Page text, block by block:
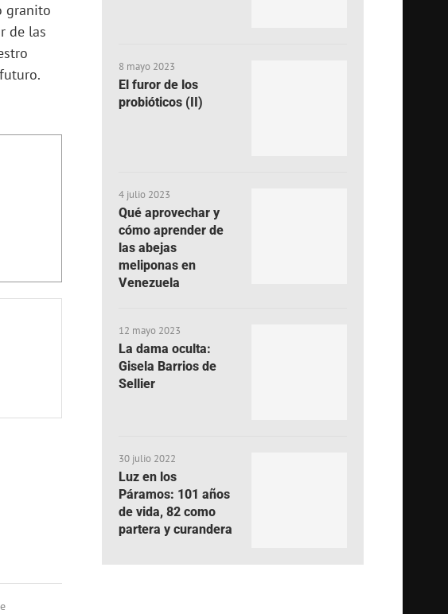
granito
de las
8 mayo 2023
El furor de los
probióticos (II)
4 julio 2023
Qué aprovechar y
cómo aprender de
las abejas
meliponas en
Venezuela
12 mayo 2023
La dama oculta:
Gisela Barrios de
Sellier
30 julio 2022
Luz en los
Páramos: 101 años
de vida, 82 como
partera y curandera